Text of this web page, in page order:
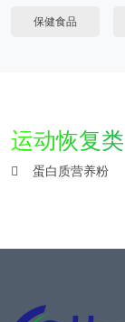
保健食品
运动恢复类
蛋白质营养粉